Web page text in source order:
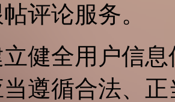
评论服务。
立健全用户信
当遵循合法、